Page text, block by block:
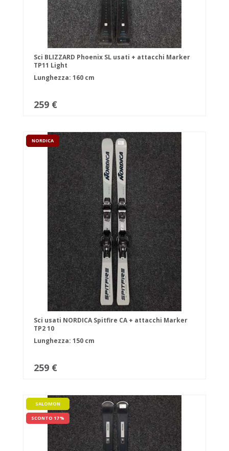
Sci BLIZZARD Phoenix SL usati + attacchi Marker
TP11 Light
Lunghezza: 160 cm
259 €
NORDICA
Sci usati NORDICA Spitfire CA + attacchi Marker
TP2 10
Lunghezza: 150 cm
259 €
SALOMON
SCONTO 17 %